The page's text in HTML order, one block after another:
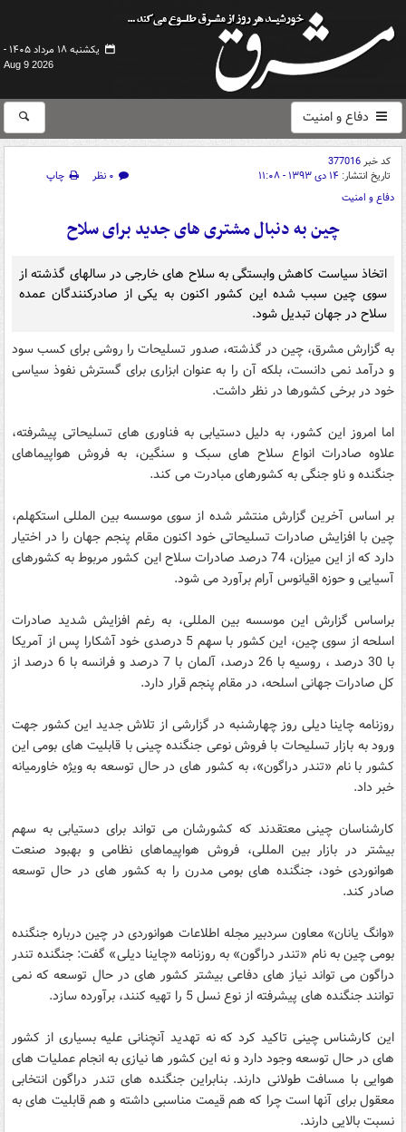
یکشنبه ۱۸ مرداد ۱۴۰۵ -
Aug 9 2026
دفاع و امنیت
کد خبر377016
تاریخ انتشار: ۱۴ دی ۱۳۹۳ - ۱۱:۰۸ ۰ نظر
چاپ
دفاع و امنیت
چین به دنبال مشتری های جدید برای سلاح
اتخاذ سیاست کاهش وابستگی به سلاح های خارجی در سالهای گذشته از
سوی چین سبب شده این کشور اکنون به یکی از صادرکنندگان عمده
سلاح در جهان تبدیل شود.
به گزارش مشرق، چین در گذشته، صدور تسلیحات را روشی برای کسب سود
و درآمد نمی دانست، بلکه آن را به عنوان ابزاری برای گسترش نفوذ سیاسی
خود در برخی کشورها در نظر داشت.
اما امروز این کشور، به دلیل دستیابی به فناوری های تسلیحاتی پیشرفته،
علاوه صادرات انواع سلاح های سبک و سنگین، به فروش هواپیماهای
جنگنده و ناو جنگی به کشورهای مبادرت می کند.
بر اساس آخرین گزارش منتشر شده از سوی موسسه بین المللی استکهلم،
چین با افزایش صادرات تسلیحاتی خود اکنون مقام پنجم جهان را در اختیار
دارد که از این میزان، 74 درصد صادرات سلاح این کشور مربوط به کشورهای
آسیایی و حوزه اقیانوس آرام برآورد می شود.
براساس گزارش این موسسه بین المللی، به رغم افزایش شدید صادرات
اسلحه از سوی چین، این کشور با سهم 5 درصدی خود آشکارا پس از آمریکا
با 30 درصد ، روسیه با 26 درصد، آلمان با 7 درصد و فرانسه با 6 درصد از
کل صادرات جهانی اسلحه، در مقام پنجم قرار دارد.
روزنامه چاینا دیلی روز چهارشنبه در گزارشی از تلاش جدید این کشور جهت
ورود به بازار تسلیحات با فروش نوعی جنگنده چینی با قابلیت های بومی این
کشور با نام «تندر دراگون»، به کشور های در حال توسعه به ویژه خاورمیانه
خبر داد.
کارشناسان چینی معتقدند که کشورشان می تواند برای دستیابی به سهم
بیشتر در بازار بین المللی، فروش هواپیماهای نظامی و بهبود صنعت
هوانوردی خود، جنگنده های بومی مدرن را به کشور های در حال توسعه
صادر کند.
«وانگ یانان» معاون سردبیر مجله اطلاعات هوانوردی در چین درباره جنگنده
بومی چین به نام «تندر دراگون» به روزنامه «چاینا دیلی» گفت: جنگنده تندر
دراگون می تواند نیاز های دفاعی بیشتر کشور های در حال توسعه که نمی
توانند جنگنده های پیشرفته از نوع نسل 5 را تهیه کنند، برآورده سازد.
این کارشناس چینی تاکید کرد که نه تهدید آنچنانی علیه بسیاری از کشور
های در حال توسعه وجود دارد و نه این کشور ها نیازی به انجام عملیات های
هوایی با مسافت طولانی دارند. بنابراین جنگنده های تندر دراگون انتخابی
معقول برای آنها است چرا که هم قیمت مناسبی داشته و هم قابلیت های به
نسبت بالایی دارند.